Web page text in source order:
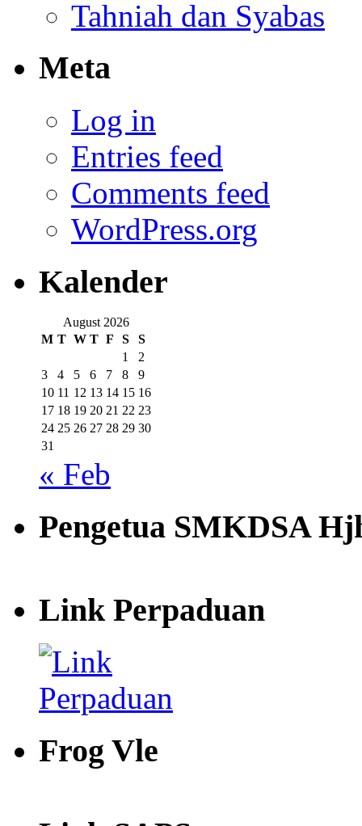
Tahniah dan Syabas
Meta
Log in
Entries feed
Comments feed
WordPress.org
Kalender
August 2026
M T W T F S
S
1
2
3
4 5 6 7 8
9
10 11 12 13 14 15 16
17 18 19 20 21 22 23
24 25 26 27 28 29 30
31
« Feb
Pengetua SMKDSA
Link Perpaduan
Frog Vle